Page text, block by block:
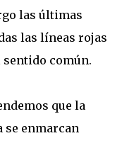
las últimas
las líneas rojas
sentido común.
que la
enmarcan